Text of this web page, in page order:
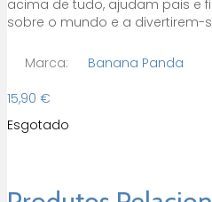
acima de tudo, ajudam pais e
sobre o mundo e a divertirem-
Marca:
Banana Panda
15,90 €
Esgotado